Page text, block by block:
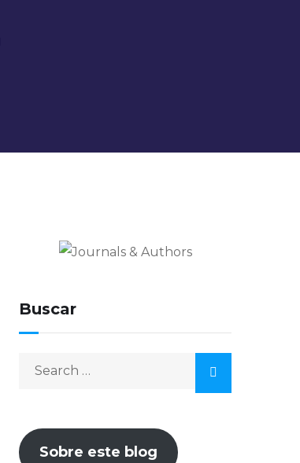
Buscar
Search
Sobre este blog